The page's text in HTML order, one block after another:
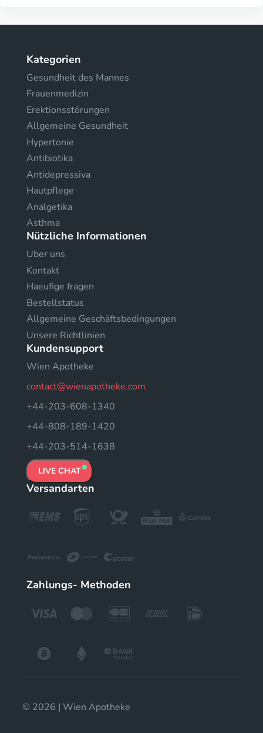
Kategorien
Gesundheit des Mannes
Frauenmedizin
Erektionsstörungen
Allgemeine Gesundheit
Hypertonie
Antibiotika
Antidepressiva
Hautpflege
Analgetika
Asthma
Nützliche Informationen
Uber uns
Kontakt
Haeufige fragen
Bestellstatus
Allgemeine Geschäftsbedingungen
Unsere Richtlinien
Kundensupport
Wien Apotheke
contact@wienapotheke.com
+44-203-608-1340
+44-808-189-1420
+44-203-514-1638
LIVE CHAT
Versandarten
Zahlungs- Methoden
© 2026 | Wien Apotheke